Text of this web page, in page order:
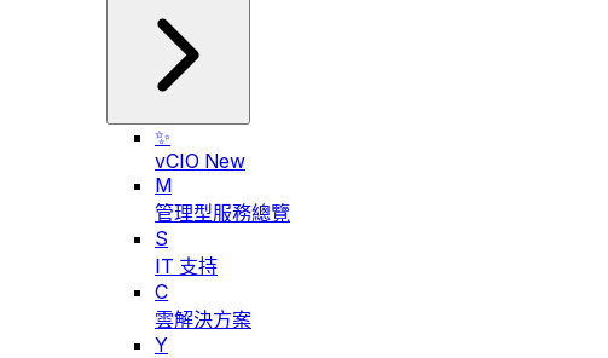
✨
vCIO New
M
管理型服務總覽
S
IT 支持
C
雲解決方案
Y